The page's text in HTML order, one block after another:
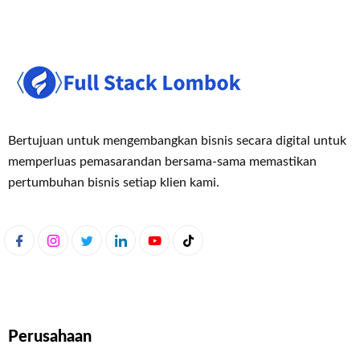
Bertujuan untuk mengembangkan bisnis secara digital untuk
memperluas pemasarandan bersama-sama memastikan
pertumbuhan bisnis setiap klien kami.
Perusahaan